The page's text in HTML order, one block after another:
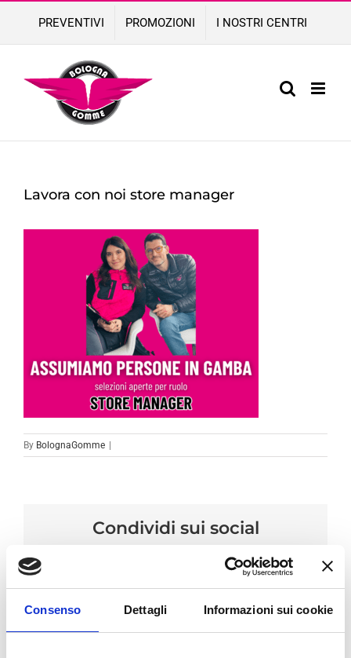
Consenso Dettagli Informazioni sui cookie
content
PREVENTIVI PROMOZIONI I NOSTRI CENTRI
Lavora con noi store manager
By BolognaGomme
Condividi sui social
LinkedInEmail